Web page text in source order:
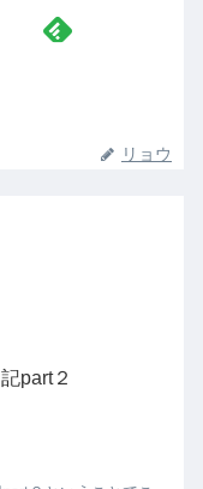
リョウ
part２